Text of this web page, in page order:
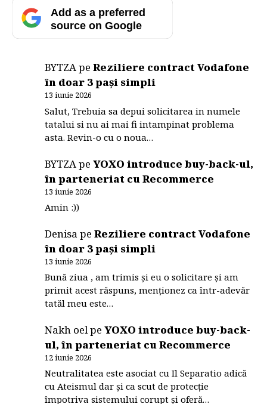
Add as a preferred
source on Google
BYTZApeReziliere contract Vodafone
în doar 3 pași simpli
13 iunie 2026
Salut, Trebuia sa depui solicitarea in numele
tatalui si nu ai mai fi intampinat problema
asta. Revin-o cu o noua…
BYTZApeYOXO introduce buy-back-ul,
în parteneriat cu Recommerce
13 iunie 2026
Amin :))
DenisapeReziliere contract Vodafone
în doar 3 pași simpli
13 iunie 2026
Bună ziua , am trimis și eu o solicitare și am
primit acest răspuns, menționez ca într-adevăr
tatăl meu este…
Nakh oelpeYOXO introduce buy-back-
ul, în parteneriat cu Recommerce
12 iunie 2026
Neutralitatea este asociat cu Il Separatio adică
cu Ateismul dar și ca scut de protecție
împotriva sistemului corupt și oferă…